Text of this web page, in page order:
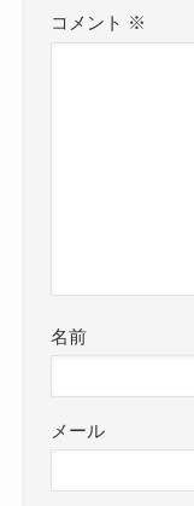
コメント ※
名前
メール